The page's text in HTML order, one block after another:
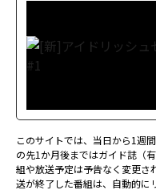
このサイトでは、当日から1週
の先1か月後まではガイド誌（
組や放送予定は予告なく変更さ
送が終了した番組は、自動的に